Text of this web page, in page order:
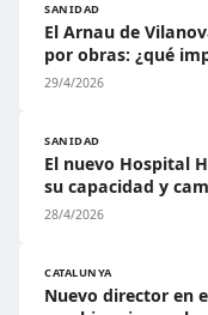
SANIDAD
El Arnau de
por obras: ¿qué
29/4/2026
SANIDAD
El nuevo Hospital
su capacidad y
28/4/2026
CATALUNYA
Nuevo director en